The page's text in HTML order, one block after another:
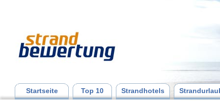
Startseite Top 10 Strandhotels